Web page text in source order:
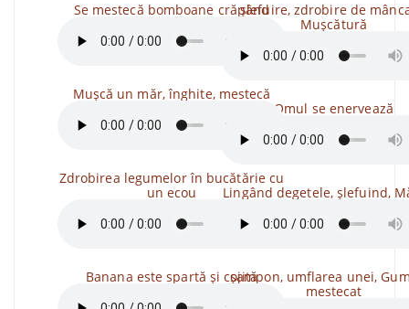
Se mestecă bomboane crăpând
Mușcă un măr, înghite, mestecă
Zdrobirea legumelor în bucătărie cu
un ecou
Banana este spartă și cojită
șlefuire, zdrobire de
Mușcătură
Omul se enervează
Lingând degetele, șlefuind,
șampon, umflarea unei,
mestecat